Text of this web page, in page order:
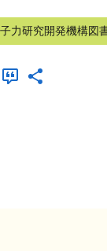
力研究開発機構図